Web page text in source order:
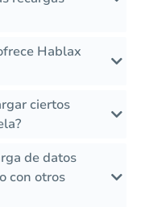
Hablax
ciertos
de datos
con otros